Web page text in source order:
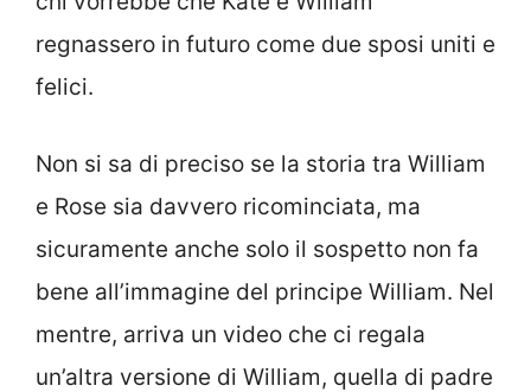
regnassero in futuro come due sposi uniti e
felici.
Non si sa di preciso se la storia tra William
e Rose sia davvero ricominciata, ma
sicuramente anche solo il sospetto non fa
bene all’immagine del principe William. Nel
mentre, arriva un video che ci regala
un’altra versione di William, quella di padre